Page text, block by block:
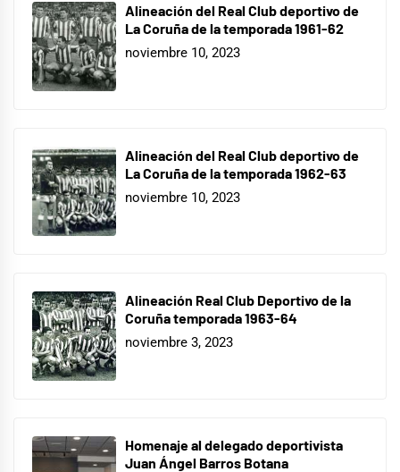
Alineación del Real Club deportivo de
La Coruña de la temporada 1961-62
noviembre 10, 2023
Alineación del Real Club deportivo de
La Coruña de la temporada 1962-63
noviembre 10, 2023
Alineación Real Club Deportivo de la
Coruña temporada 1963-64
noviembre 3, 2023
Homenaje al delegado deportivista
Juan Ángel Barros Botana